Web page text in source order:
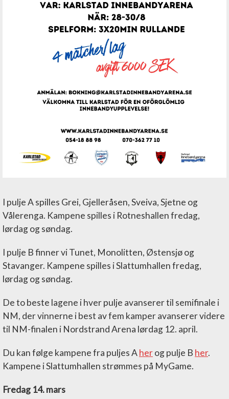
I pulje A spilles Grei, Gjelleråsen, Sveiva, Sjetne og
Vålerenga. Kampene spilles i Rotneshallen fredag,
lørdag og søndag.
I pulje B finner vi Tunet, Monolitten, Østensjø og
Stavanger. Kampene spilles i Slattumhallen fredag,
lørdag og søndag.
De to beste lagene i hver pulje avanserer til semifinale i
NM, der vinnerne i best av fem kamper avanserer videre
til NM-finalen i Nordstrand Arena lørdag 12. april.
Du kan følge kampene fra puljes Aherog pulje B her.
Kampene i Slattumhallen strømmes på MyGame.
Fredag 14. mars